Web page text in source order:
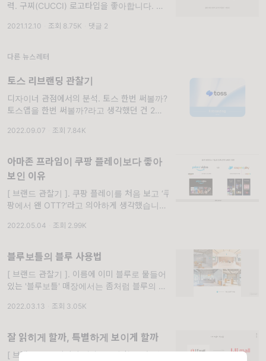
력. 구찌(CUCCI) 로고타입을 좋아합니다. 명
문입니다. 그런 글자의 조형성도 좋지만, 저는
는
2021.12.10 조회 8.75K 댓글 2
다른 뉴스레터
토스 리브랜딩 관찰기
디자이너 관점에서의 분석. 토스 한번 써볼까?
토스앱을 한번 써볼까?라고 생각했던 건 2년
바라보고 있었는데 우연히 앞에 앉아 있는 분께
2022.09.07 조회 7.84K
아마존 프라임이 쿠팡 플레이보다 좋아
보인 이유
[ 브랜드 관찰기 ]. 쿠팡 플레이를 처음 보고 ‘쿠
팡에서 왠 OTT?’라고 의아하게 생각했습니다.
이 받아들였는데, OTT서비스를 머리 곳에 떠
2022.05.04 조회 2.99K
블루보틀의 블루 사용법
[ 브랜드 관찰기 ]. 이름에 이미 블루로 물들어
있는 '블루보틀' 매장에서는 좀처럼 블루의 존
면에 조그맣게 붙어있거나 매장 입구의 스탠딩
2022.03.13 조회 3.05K
잘 읽히게 할까, 특별하게 보이게 할까
[ 브랜드 로고 이미지 전략 ]. 모호함이 만드는